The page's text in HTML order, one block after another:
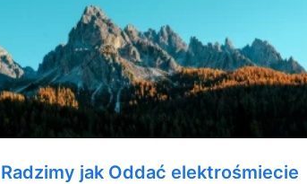
Radzimy jak Oddać elektrośmiecie